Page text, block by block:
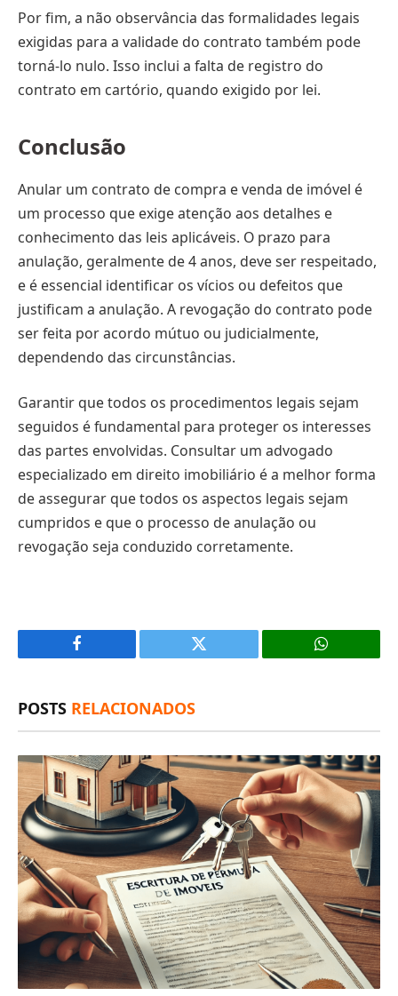
Por fim, a não observância das formalidades legais
exigidas para a validade do contrato também pode
torná-lo nulo. Isso inclui a falta de registro do
contrato em cartório, quando exigido por lei.
Conclusão
Anular um contrato de compra e venda de imóvel é
um processo que exige atenção aos detalhes e
conhecimento das leis aplicáveis. O prazo para
anulação, geralmente de 4 anos, deve ser respeitado,
e é essencial identificar os vícios ou defeitos que
justificam a anulação. A revogação do contrato pode
ser feita por acordo mútuo ou judicialmente,
dependendo das circunstâncias.
Garantir que todos os procedimentos legais sejam
seguidos é fundamental para proteger os interesses
das partes envolvidas. Consultar um advogado
especializado em direito imobiliário é a melhor forma
de assegurar que todos os aspectos legais sejam
cumpridos e que o processo de anulação ou
revogação seja conduzido corretamente.
Facebook
X
POSTS RELACIONADOS